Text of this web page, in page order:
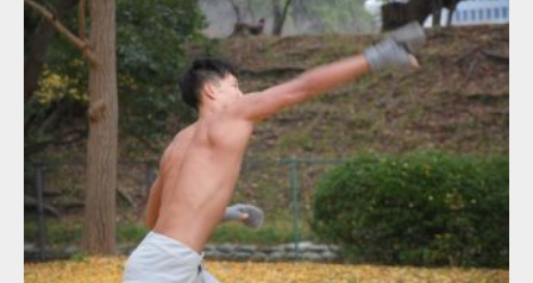
Update:2021.07.8
Category: 公園のマッチョ その他 AKIHITO(細マッチョ) 背中
ダウンロード